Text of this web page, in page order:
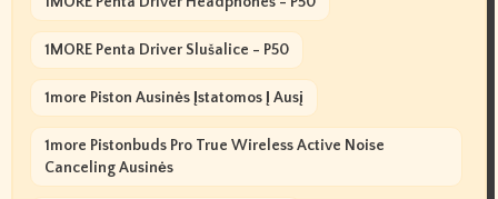
1MORE Penta Driver Slušalice - P50
1more Piston Ausinės Įstatomos Į Ausį
1more Pistonbuds Pro True Wireless Active Noise
Canceling Ausinės